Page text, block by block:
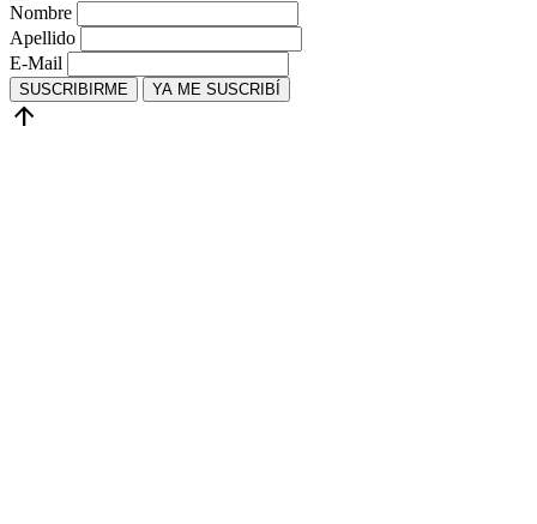
Nombre
Apellido
E-Mail
SUSCRIBIRME YA ME SUSCRIBÍ
arrow_upward